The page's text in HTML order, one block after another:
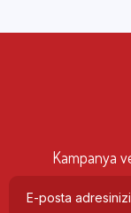
Kampanya